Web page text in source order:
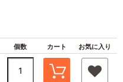
個数 カート お気に入り